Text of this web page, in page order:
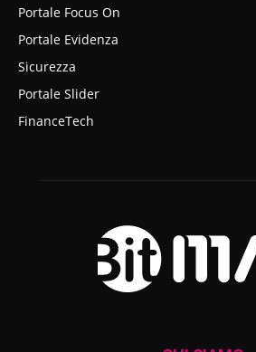
Portale Focus On
Portale Evidenza
Sicurezza
Portale Slider
FinanceTech